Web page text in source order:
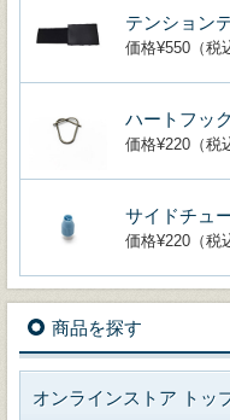
テンション
価格¥550（税
ハートフック
価格¥220（税
サイドチュ
価格¥220（税
商品を探す
オンラインストア トッ